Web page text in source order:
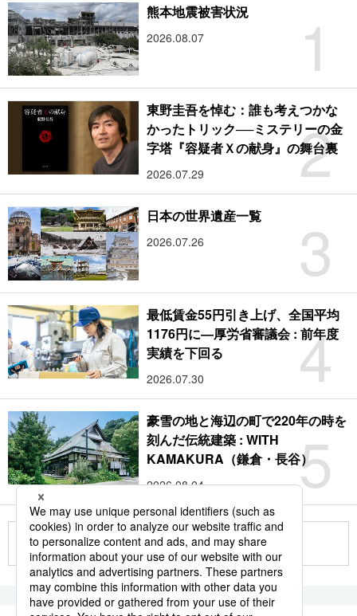
1
熊本地震被害状況
2026.08.07
2
東野圭吾を悼む：誰も考えつかな
かったトリック──ミステリーの金
字塔『容疑者Ｘの献身』の舞台裏
2026.07.29
3
日本の世界遺産一覧
2026.07.26
4
最低賃金55円引き上げ、全国平均
1176円に―厚労省審議会 : 前年度
実績を下回る
2026.07.30
5
豪雪の地と海辺の町で220年の時を
刻んだ伝統建築 : WITH
KAMAKURA（鎌倉・長谷）
2026.08.04
もっと見る